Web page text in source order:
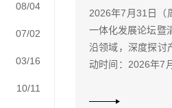
08/04
07/02
03/16
10/11
2026年7月31日（
一体化发展论坛暨
沿领域，深度探讨
动时间：2026年7
14:30-...